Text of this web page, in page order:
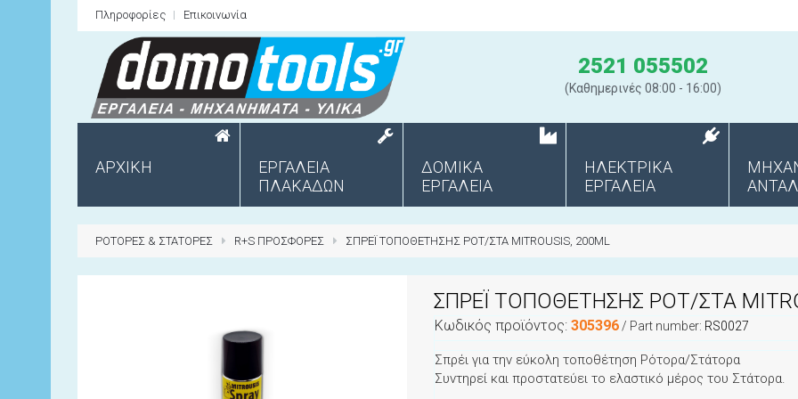
Πληροφορίες Επικοινωνία
2521 055502
(Καθημερινές 08:00 - 16:00)
ΑΡΧΙΚΗ
ΕΡΓΑΛΕΙΑ
ΠΛΑΚΑΔΩΝ
ΔΟΜΙΚΑ
ΕΡΓΑΛΕΙΑ
ΗΛΕΚΤΡΙΚΑ
ΕΡΓΑΛΕΙΑ
ΡΟΤΟΡΕΣ & ΣΤΑΤΟΡΕΣ R+S ΠΡΟΣΦΟΡΕΣ ΣΠΡΕΪ ΤΟΠΟΘΕΤΗΣΗΣ ΡΟΤ/ΣΤΑ MITROUSIS, 200ML
ΣΠΡΕΪ ΤΟΠΟΘΕΤΗΣΗΣ ΡΟΤ/ΣΤΑ
Κωδικός προϊόντος: 305396/ Part number: RS0027
Σπρέι για την εύκολη τοποθέτηση Ρότορα/Στάτορα
Συντηρεί και προστατεύει το ελαστικό μέρος του Στάτορα.